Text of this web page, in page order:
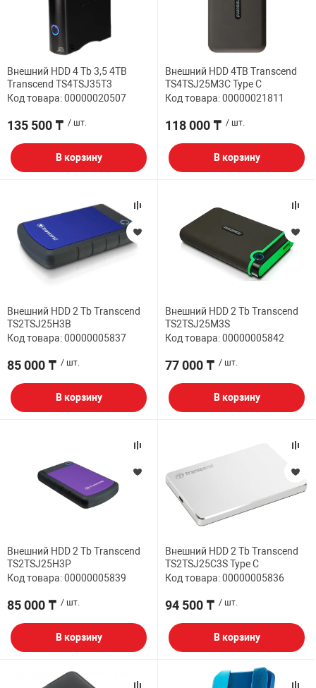
Внешний HDD 4 Tb 3,5 4TB
Transcend TS4TSJ35T3
Код товара: 00000020507
135 500 ₸ / шт.
В корзину
Внешний HDD 4TB Transcend
TS4TSJ25M3C Type C
Код товара: 00000021811
118 000 ₸ / шт.
В корзину
Внешний HDD 2 Tb Transcend
TS2TSJ25H3B
Код товара: 00000005837
85 000 ₸ / шт.
В корзину
Внешний HDD 2 Tb Transcend
TS2TSJ25M3S
Код товара: 00000005842
77 000 ₸ / шт.
В корзину
Внешний HDD 2 Tb Transcend
TS2TSJ25H3P
Код товара: 00000005839
85 000 ₸ / шт.
В корзину
Внешний HDD 2 Tb Transcend
TS2TSJ25C3S Type C
Код товара: 00000005836
94 500 ₸ / шт.
В корзину